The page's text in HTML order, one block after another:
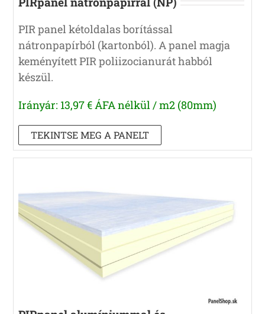
PIR panel kétoldalas borítással
nátronpapírból (kartonból). A panel magja
keményített PIR poliizocianurát habból
készül.
Irányár: 13,97 € ÁFA nélkül / m2 (80mm)
TEKINTSE MEG A PANELT